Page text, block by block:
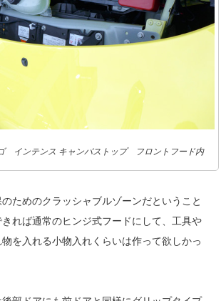
インテンス キャンバストップ フロントフード内
ためのクラッシャブルゾーンだということ
れば通常のヒンジ式フードにして、工具や
を入れる小物入れくらいは作って欲しかっ